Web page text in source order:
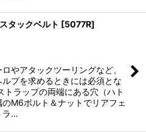
タックベルト [5077R]
やアタックツーリングなど、
プを求めるときには必須とな
トラップの両端にある穴（ハト
のM6ボルト＆ナットでリアフェ
ラ…